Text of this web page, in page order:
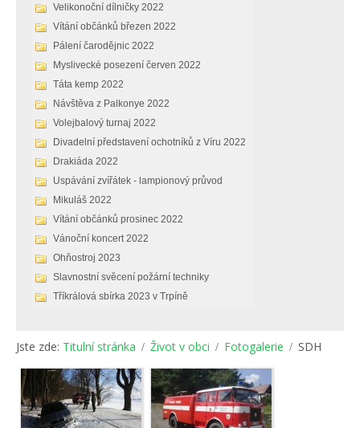
Velikonoční dílničky 2022
Vítání občánků březen 2022
Pálení čarodějnic 2022
Myslivecké posezení červen 2022
Táta kemp 2022
Návštěva z Palkonye 2022
Volejbalový turnaj 2022
Divadelní představení ochotníků z Víru 2022
Drakiáda 2022
Uspávání zvířátek - lampionový průvod
Mikuláš 2022
Vítání občánků prosinec 2022
Vánoční koncert 2022
Ohňostroj 2023
Slavnostní svěcení požární techniky
Tříkrálová sbírka 2023 v Trpíně
Jste zde: Titulní stránka Život v obci Fotogalerie SDH